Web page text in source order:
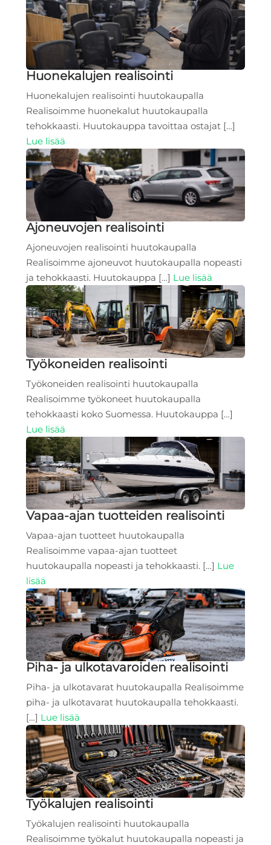
Huonekalujen realisointi
Huonekalujen realisointi huutokaupalla
Realisoimme huonekalut huutokaupalla
tehokkaasti. Huutokauppa tavoittaa ostajat […]
Lue lisää
Ajoneuvojen realisointi
Ajoneuvojen realisointi huutokaupalla
Realisoimme ajoneuvot huutokaupalla nopeasti
ja tehokkaasti. Huutokauppa […] Lue lisää
Työkoneiden realisointi
Työkoneiden realisointi huutokaupalla
Realisoimme työkoneet huutokaupalla
tehokkaasti koko Suomessa. Huutokauppa […]
Lue lisää
Vapaa-ajan tuotteiden realisointi
Vapaa-ajan tuotteet huutokaupalla
Realisoimme vapaa-ajan tuotteet
huutokaupalla nopeasti ja tehokkaasti. […] Lue
lisää
Piha- ja ulkotavaroiden realisointi
Piha- ja ulkotavarat huutokaupalla Realisoimme
piha- ja ulkotavarat huutokaupalla tehokkaasti.
[…] Lue lisää
Työkalujen realisointi
Työkalujen realisointi huutokaupalla
Realisoimme työkalut huutokaupalla nopeasti ja